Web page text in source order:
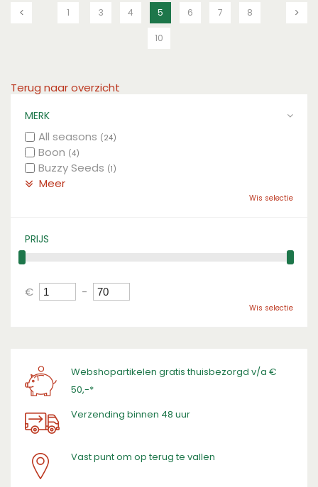
1 3 4 5 6 7 8
10
Terug naar overzicht
MERK
All seasons (24)
Boon (4)
Buzzy Seeds (1)
Meer
Wis selectie
PRIJS
€ -
Wis selectie
Webshopartikelen gratis thuisbezorgd v/a €
50,-*
Verzending binnen 48 uur
Vast punt om op terug te vallen